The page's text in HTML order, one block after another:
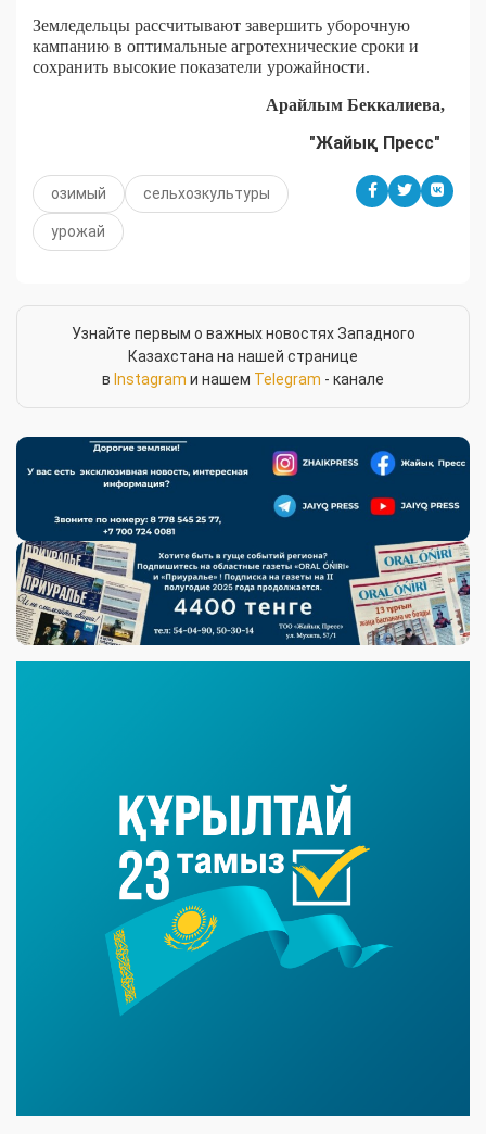
Земледельцы рассчитывают завершить уборочную
кампанию в оптимальные агротехнические сроки и
сохранить высокие показатели урожайности.
Арайлым Беккалиева,
"Жайық Пресс"
озимый сельхозкультуры
урожай
Узнайте первым о важных новостях Западного
Казахстана на нашей странице
в Instagram и нашем Telegram - канале